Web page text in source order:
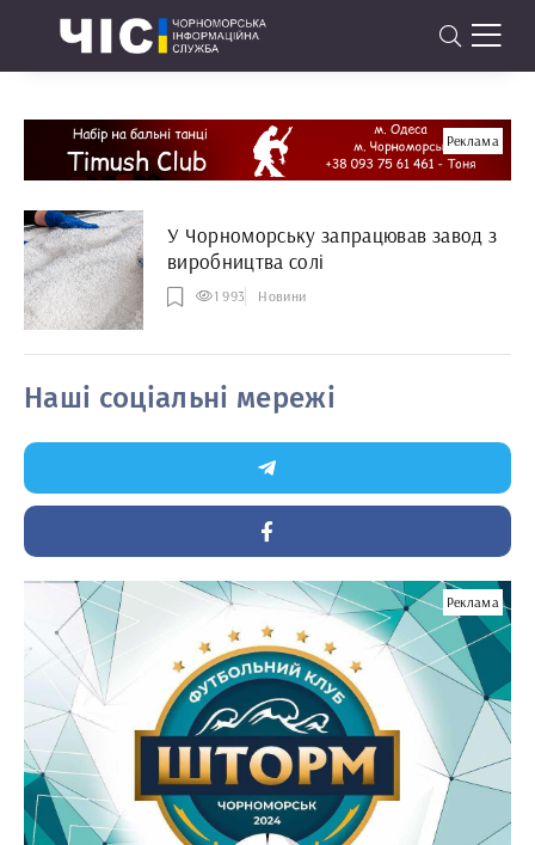
Реклама
У Чорноморську запрацював завод з
виробництва солі
1 993 Новини
Наші соціальні мережі
Реклама